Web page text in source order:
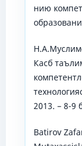
нию
Касб
2013. – 8-9
Bаtirоv